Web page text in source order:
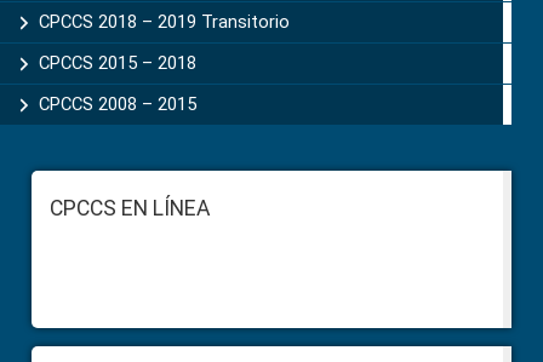
CPCCS 2018 – 2019 Transitorio
CPCCS 2015 – 2018
CPCCS 2008 – 2015
FooterCPCCS EN LÍNEA